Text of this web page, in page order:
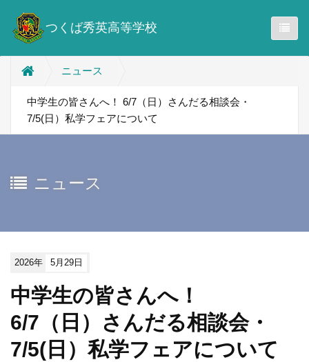
つくば秀英高等学校
ニュース
中学生の皆さんへ！ 6/7（日）さんだる相談会・
7/5(日）私学フェアについて
ニュース
2026年 5月29日
中学生の皆さんへ！
6/7（日）さんだる相談会・
7/5(日）私学フェアについて